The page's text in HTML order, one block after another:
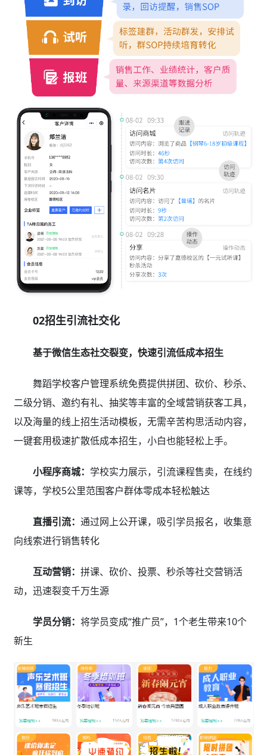
02招生引流社交化
基于微信生态社交裂变，快速引流低成本招生
舞蹈学校客户管理系统免费提供拼团、砍价、秒杀、
二级分销、邀约有礼、抽奖等丰富的全域营销获客工具，
以及海量的线上招生活动模板，无需辛苦构思活动内容，
一键套用极速扩散低成本招生，小白也能轻松上手。
小程序商城： 学校实力展示，引流课程售卖，在线约
课等，学校5公里范围客户群体零成本轻松触达
直播引流： 通过网上公开课，吸引学员报名，收集意
向线索进行销售转化
互动营销： 拼课、砍价、投票、秒杀等社交营销活
动，迅速裂变千万生源
学员分销： 将学员变成“推广员”，1个老生带来10个
新生